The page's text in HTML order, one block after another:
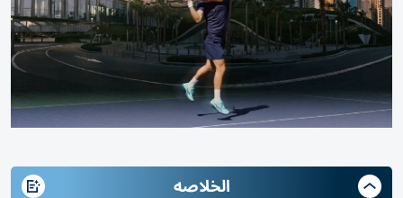
الخلاصه